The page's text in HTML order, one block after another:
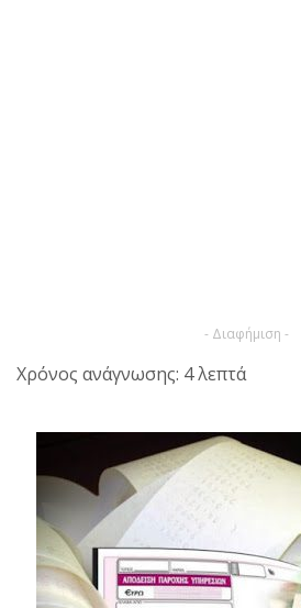
- Διαφήμιση -
Χρόνος ανάγνωσης: 4 λεπτά